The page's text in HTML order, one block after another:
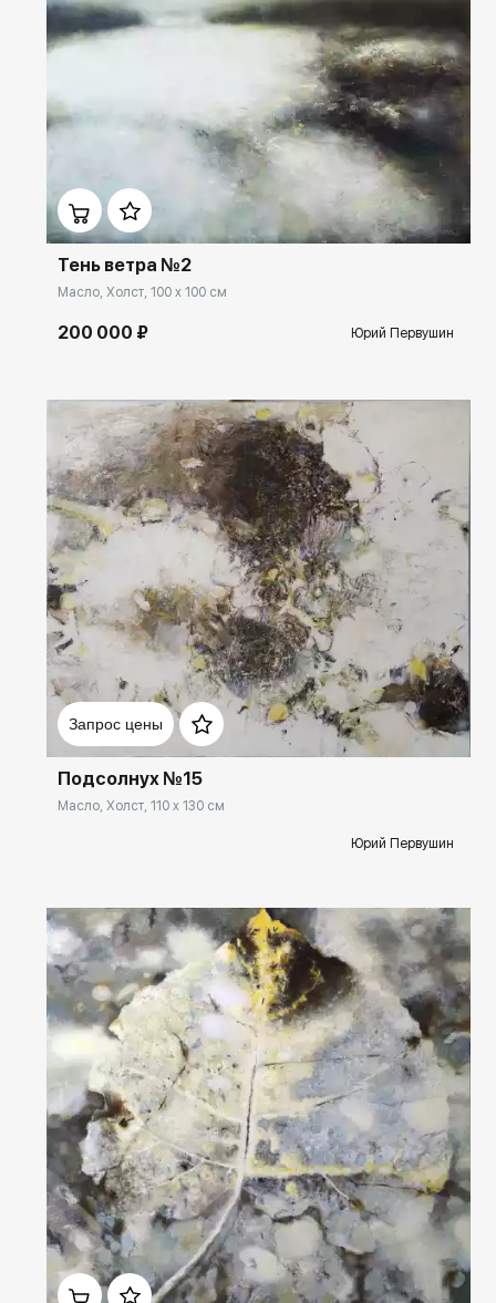
ekb.rakovgallery.ru
Тень ветра №2
Масло, Холст, 100 x 100 см
200 000 ₽ Юрий Первушин
Запрос цены
Домен: ekb.rakovgallery.ru
Подсолнух №15
Масло, Холст, 110 x 130 см
Юрий Первушин
Домен: ekb.rakovgallery.ru